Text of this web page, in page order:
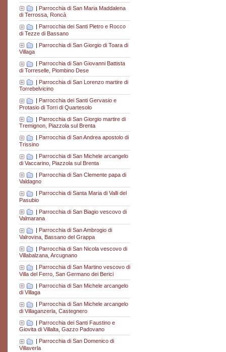
| Parrocchia di San Maria Maddalena
di Terrossa, Roncà
| Parrocchia dei Santi Pietro e Rocco
di Tezze di Bassano
| Parrocchia di San Giorgio di Toara di
Villaga
Parrocchia di San Giovanni Battista
di Torreselle, Piombino Dese
| Parrocchia di San Lorenzo martire di
Torrebelvicino
Parrocchia dei Santi Gervasio e
Protasio di Torri di Quartesolo
| Parrocchia di San Giorgio martire di
Tremignon, Piazzola sul Brenta
Parrocchia di San Andrea apostolo di
Trissino
| Parrocchia di San Michele arcangelo
di Vaccarino, Piazzola sul Brenta
| Parrocchia di San Clemente papa di
Valdagno
| Parrocchia di Santa Maria di Valli del
Pasubio
| Parrocchia di San Biagio vescovo di
Valmarana
| Parrocchia di San Ambrogio di
Valrovina, Bassano del Grappa
| Parrocchia di San Nicola vescovo di
Villabalzana, Arcugnano
Parrocchia di San Martino vescovo di
Villa del Ferro, San Germano dei Berici
| Parrocchia di San Michele arcangelo
di Villaga
Parrocchia di San Michele arcangelo
di Villaganzerla, Castegnero
| Parrocchia dei Santi Faustino e
Giovita di Villalta, Gazzo Padovano
Parrocchia di San Domenico di
Villaverla